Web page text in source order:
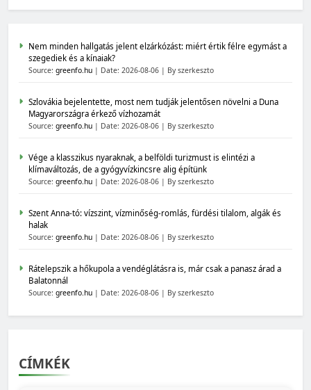
Nem minden hallgatás jelent elzárkózást: miért értik félre egymást a
szegediek és a kínaiak?
Source: greenfo.hu Date: 2026-08-06 By szerkeszto
Szlovákia bejelentette, most nem tudják jelentősen növelni a Duna
Magyarországra érkező vízhozamát
Source: greenfo.hu Date: 2026-08-06 By szerkeszto
Vége a klasszikus nyaraknak, a belföldi turizmust is elintézi a
klímaváltozás, de a gyógyvízkincsre alig építünk
Source: greenfo.hu Date: 2026-08-06 By szerkeszto
Szent Anna-tó: vízszint, vízminőség-romlás, fürdési tilalom, algák és
halak
Source: greenfo.hu Date: 2026-08-06 By szerkeszto
Rátelepszik a hőkupola a vendéglátásra is, már csak a panasz árad a
Balatonnál
Source: greenfo.hu Date: 2026-08-06 By szerkeszto
CÍMKÉK